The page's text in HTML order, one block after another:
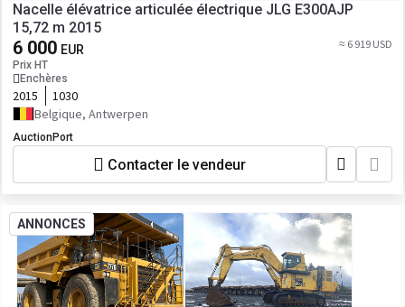
Nacelle élévatrice articulée électrique JLG E300AJP
15,72 m 2015
6 000 EUR
Prix HT
Enchères
≈ 6 919 USD
2015
1030
Belgique, Antwerpen
AuctionPort
Contacter le vendeur
ANNONCES